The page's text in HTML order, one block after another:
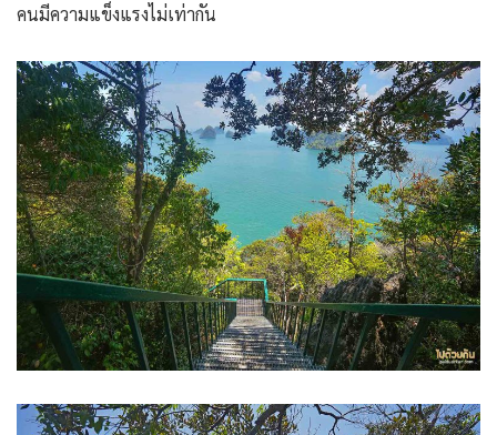
คนมีความแข็งแรงไม่เท่ากัน